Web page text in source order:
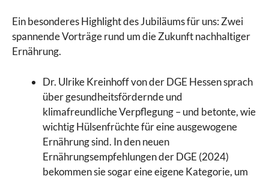
Ein besonderes Highlight des Jubiläums für uns: Zwei
spannende Vorträge rund um die Zukunft nachhaltiger
Ernährung.
Dr. Ulrike Kreinhoff von der DGE Hessen sprach
über gesundheitsfördernde und
klimafreundliche Verpflegung – und betonte, wie
wichtig Hülsenfrüchte für eine ausgewogene
Ernährung sind. In den neuen
Ernährungsempfehlungen der DGE (2024)
bekommen sie sogar eine eigene Kategorie, um